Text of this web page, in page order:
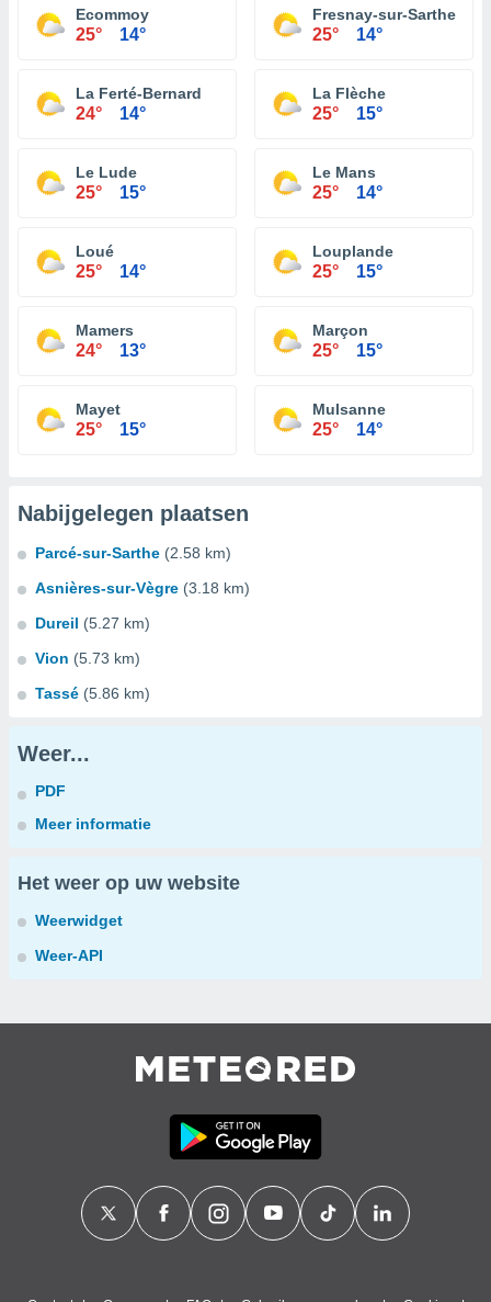
Ecommoy
25° 14°
Fresnay-sur-Sarthe
25° 14°
La Ferté-Bernard
24° 14°
La Flèche
25° 15°
Le Lude
25° 15°
Le Mans
25° 14°
Loué
25° 14°
Louplande
25° 15°
Mamers
24° 13°
Marçon
25° 15°
Mayet
25° 15°
Mulsanne
25° 14°
Nabijgelegen plaatsen
Parcé-sur-Sarthe (2.58 km)
Asnières-sur-Vègre (3.18 km)
Dureil (5.27 km)
Vion (5.73 km)
Tassé (5.86 km)
Weer...
PDF
Meer informatie
Het weer op uw website
Weerwidget
Weer-API